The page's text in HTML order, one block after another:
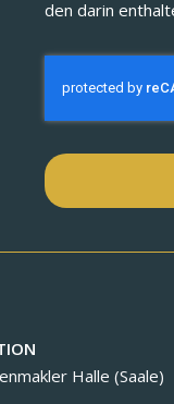
den darin
Halle (Saale)